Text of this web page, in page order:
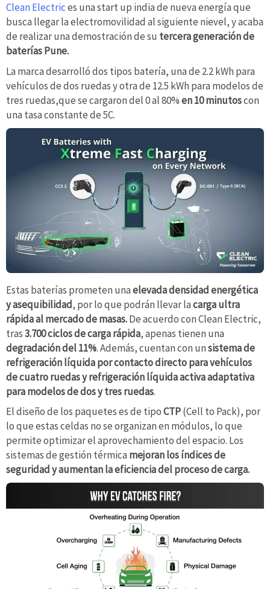
Clean Electrices una start up india de nueva energía que
busca llegar la electromovilidad al siguiente nievel, y acaba
de realizar una demostración de su tercera generación de
baterías Pune.
La marca desarrolló dos tipos batería, una de 2.2 kWh para
vehículos de dos ruedas y otra de 12.5 kWh para modelos de
tres ruedas,que se cargaron del 0 al 80%en 10 minutoscon
una tasa constante de 5C.
Estas baterías prometen unaelevada densidad energética
y asequibilidad, por lo que podrán llevar lacarga ultra
rápida al mercado de masas.De acuerdo con Clean Electric,
tras3.700 ciclos de carga rápida, apenas tienen una
degradación del 11%. Además, cuentan con unsistema de
refrigeración líquida por contacto directo para vehículos
de cuatro ruedas y refrigeración líquida activa adaptativa
para modelos de dos y tres ruedas.
El diseño de los paquetes es de tipoCTP(Cell to Pack), por
lo que estas celdas no se organizan en módulos, lo que
permite optimizar el aprovechamiento del espacio. Los
sistemas de gestión térmica mejoran los índices de
seguridad y aumentan la eficiencia del proceso de carga.